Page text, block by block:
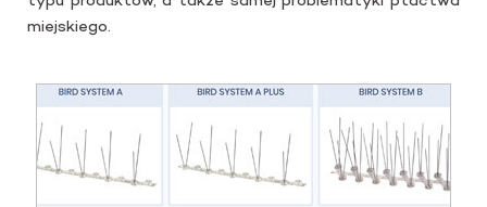
miej­skie­go.